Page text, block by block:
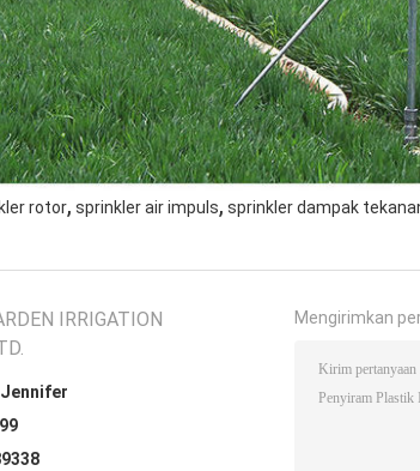
rotor, sprinkler air impuls, sprinkler dampak
IRRIGATION
Jennifer
Mengirimkan